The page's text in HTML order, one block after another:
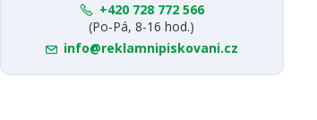
+420 728 772 566
(Po-Pá, 8-16 hod.)
info@reklamnipiskovani.cz